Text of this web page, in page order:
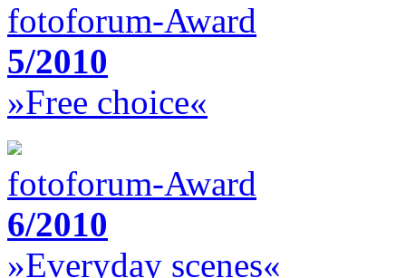
fotoforum-Award
5/2010
»Free choice«
fotoforum-Award
6/2010
»Everyday scenes«